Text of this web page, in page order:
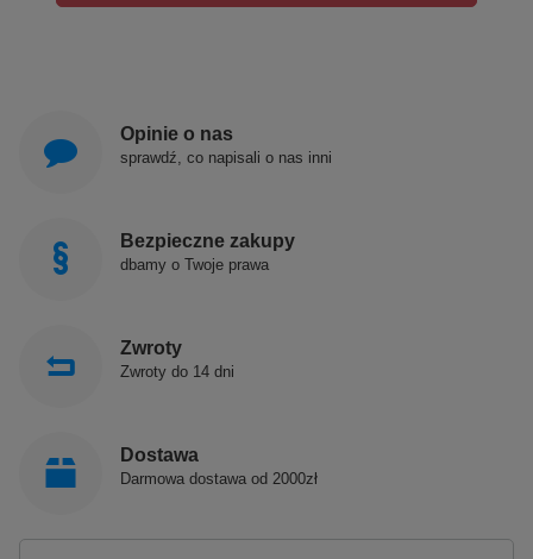
Opinie o nas
sprawdź, co napisali o nas inni
Bezpieczne zakupy
dbamy o Twoje prawa
Zwroty
Zwroty do 14 dni
Dostawa
Darmowa dostawa od 2000zł